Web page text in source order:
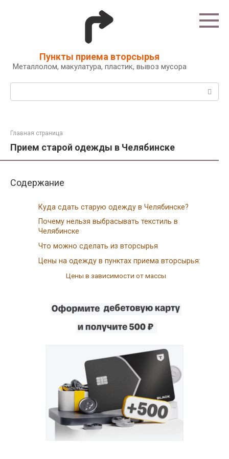
Пункты приема вторсырья
Металлолом, макулатура, пластик, вывоз мусора
Поиск:
Главная страница
Прием старой одежды в Челябинске
Содержание
Куда сдать старую одежду в Челябинске?
Почему нельзя выбрасывать текстиль в
Челябинске
Что можно сделать из вторсырья
Цены на одежду в пунктах приема вторсырья:
Цены в зависимости от массы